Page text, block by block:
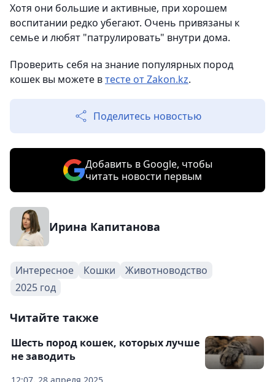
Хотя они большие и активные, при хорошем
воспитании редко убегают. Очень привязаны к
семье и любят "патрулировать" внутри дома.
Проверить себя на знание популярных пород
кошек вы можете втесте от Zakon.kz.
Поделитесь новостью
Добавить в Google, чтобы
читать новости первым
Ирина Капитанова
Интересное Кошки
Животноводство
2025 год
Читайте также
12:07, 28 апреля 2025
Шесть пород кошек, которых лучше
не заводить